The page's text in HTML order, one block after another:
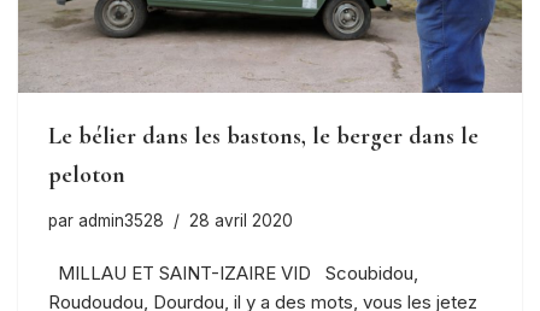
Le bélier dans les bastons, le berger dans le
peloton
par admin3528 28 avril 2020
MILLAU ET SAINT-IZAIRE VID Scoubidou,
Roudoudou, Dourdou, il y a des mots, vous les jetez